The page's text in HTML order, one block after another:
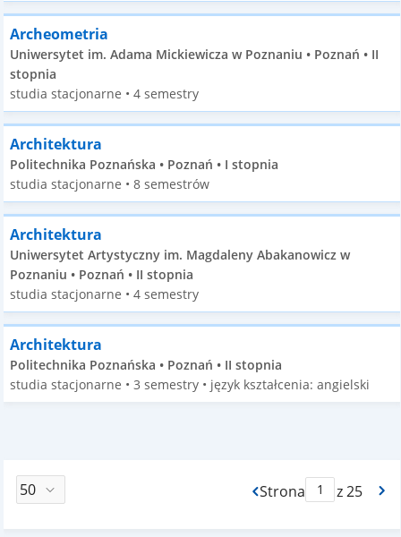
Archeometria
Uniwersytet im. Adama Mickiewicza w Poznaniu • Poznań • II
stopnia
studia stacjonarne • 4 semestry
Architektura
Politechnika Poznańska • Poznań • I stopnia
studia stacjonarne • 8 semestrów
Architektura
Uniwersytet Artystyczny im. Magdaleny Abakanowicz w
Poznaniu • Poznań • II stopnia
studia stacjonarne • 4 semestry
Architektura
Politechnika Poznańska • Poznań • II stopnia
studia stacjonarne • 3 semestry • język kształcenia: angielski
Strona
Max Stronaz 25